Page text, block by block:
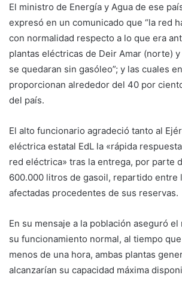
El ministro de Energía y Agua de ese
expresó en un comunicado que “la red
con normalidad respecto a lo que era
plantas eléctricas de Deir Amar (norte)
se quedaran sin gasóleo”; y las cuales
proporcionan alrededor del 40 por
del país.
El alto funcionario agradeció tanto al
eléctrica estatal EdL la «rápida
red eléctrica» tras la entrega, por parte
600.000 litros de gasoil, repartido entre
afectadas procedentes de sus reservas.
En su mensaje a la población aseguró
su funcionamiento normal, al tiempo
menos de una hora, ambas plantas
alcanzarían su capacidad máxima